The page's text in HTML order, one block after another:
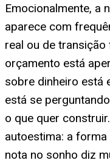
Emocionalmente, a
aparece com
real ou de
orçamento está
sobre dinheiro está
está se
o que quer
autoestima: a
nota no sonho diz